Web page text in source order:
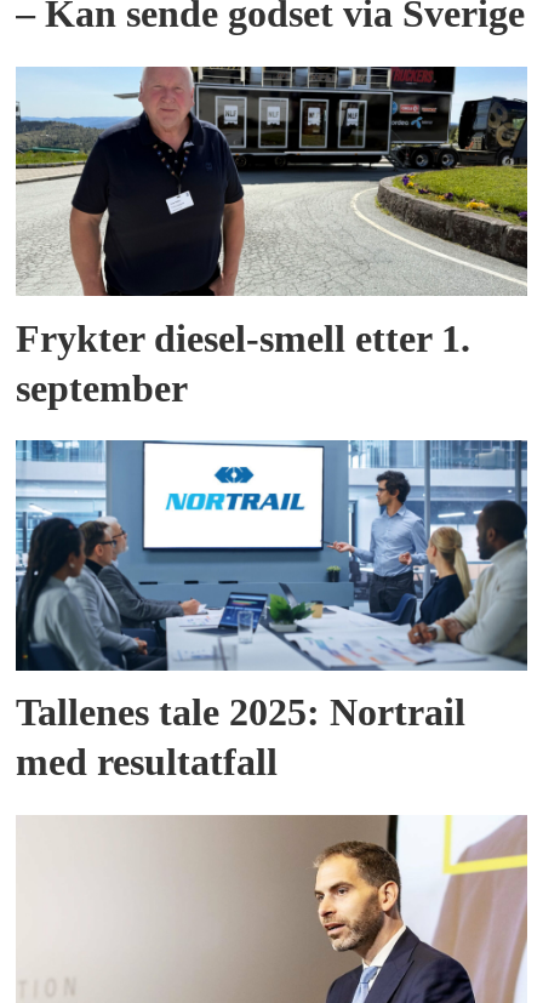
– Kan sende godset via Sverige
Frykter diesel-smell etter 1.
september
Tallenes tale 2025: Nortrail
med resultatfall